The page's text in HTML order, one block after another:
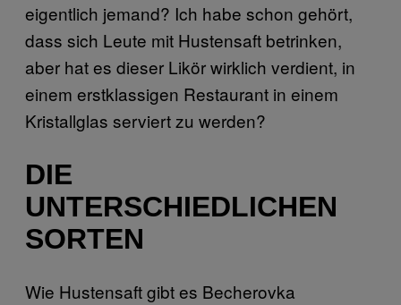
eigentlich jemand? Ich habe schon gehört,
dass sich Leute mit Hustensaft betrinken,
aber hat es dieser Likör wirklich verdient, in
einem erstklassigen Restaurant in einem
Kristallglas serviert zu werden?
DIE
UNTERSCHIEDLICHEN
SORTEN
Wie Hustensaft gibt es Becherovka